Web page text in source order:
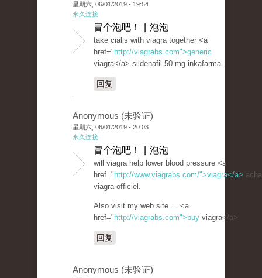
星期六, 06/01/2019 - 19:54
永久连接
冒个泡吧！ | 泡泡
take cialis with viagra together <a
href=" http://viagrabs.com">generic
viagra</a> sildenafil 50 mg inkafarma.
回复
Anonymous (未验证)
星期六, 06/01/2019 - 20:03
永久连接
冒个泡吧！ | 泡泡
will viagra help lower blood pressure <a
href=" http://www.viagrabs.com/">viagra</a>
viagra officiel.
Also visit my web site ... <a
href=" http://viagrabs.com">buy viagra</a>
回复
Anonymous (未验证)